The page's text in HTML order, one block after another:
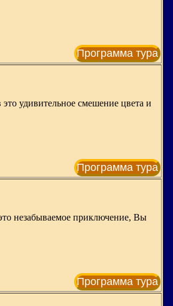
Программа тура
удивительное смешение цвета и
Программа тура
незабываемое приключение, Вы
Программа тура